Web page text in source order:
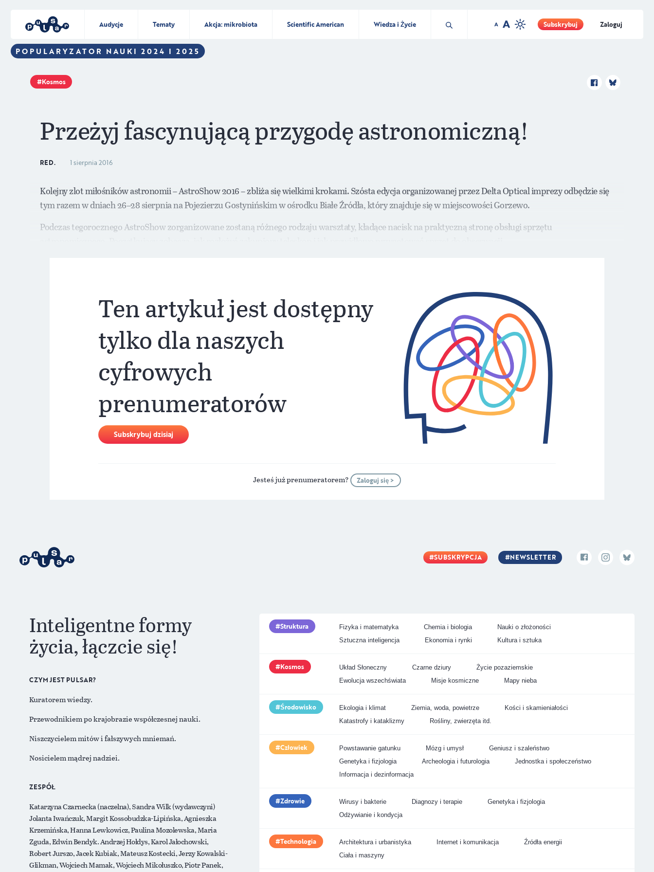
POPULARYZATOR NAUKI 2024 I 2025
Audycje Tematy Akcja: mikrobiota Scientific American Wiedza i Życie Subskrybuj Zaloguj
Kosmos
Przeżyj fascynującą przygodę astronomiczną!
RED. 1 sierpnia 2016
Kolejny zlot miłośników astronomii – AstroShow 2016 – zbliża się wielkimi krokami. Szósta edycja organizowanej przez Delta Optical imprezy odbędzie się
tym razem w dniach 26–28 sierpnia na Pojezierzu Gostynińskim w ośrodku Białe Źródła, który znajduje się w miejscowości Gorzewo.
Podczas tegorocznego AstroShow zorganizowane zostaną różnego rodzaju warsztaty, kładące nacisk na praktyczną stronę obsługi sprzętu
Ten artykuł jest dostępny
tylko dla naszych
cyfrowych
prenumeratorów
Subskrybuj dzisiaj
Jesteś już prenumeratorem? Zaloguj się >
SUBSKRYPCJA NEWSLETTER
Inteligentne formy
życia, łączcie się!
CZYM JEST PULSAR?
Kuratorem wiedzy.
Przewodnikiem po krajobrazie współczesnej nauki.
Niszczycielem mitów i fałszywych mniemań.
Nosicielem mądrej nadziei.
ZESPÓŁ
Katarzyna Czarnecka (naczelna), Sandra Wilk (wydawczyni)
Jolanta Iwańczuk, Margit Kossobudzka-Lipińska, Agnieszka
Krzemińska, Hanna Lewkowicz, Paulina Mozolewska, Maria
Zguda, Edwin Bendyk. Andrzej Hołdys, Karol Jałochowski,
Robert Jurszo, Jacek Kubiak, Mateusz Kostecki, Jerzy Kowalski-
Glikman, Wojciech Mamak, Wojciech Mikołuszko, Piotr Panek,
Struktura Fizyka i matematyka Chemia i biologia
Nauki o złożoności
Sztuczna inteligencja
Ekonomia i rynki Kultura i sztuka
Kosmos Układ Słoneczny Czarne dziury
Życie pozaziemskie
Ewolucja wszechświata
Misje kosmiczne Mapy nieba
Środowisko Ekologia i klimat Ziemia, woda, powietrze
Kości i skamieniałości
Katastrofy i kataklizmy
Rośliny, zwierzęta itd.
Człowiek Powstawanie gatunku Mózg i umysł
Geniusz i szaleństwo
Genetyka i fizjologia
Archeologia i futurologia
Jednostka i społeczeństwo
Informacja i dezinformacja
Zdrowie Wirusy i bakterie Diagnozy i terapie
Genetyka i fizjologia
Odżywianie i kondycja
Technologia Architektura i urbanistyka Internet i komunikacja
Źródła energii
Ciała i maszyny